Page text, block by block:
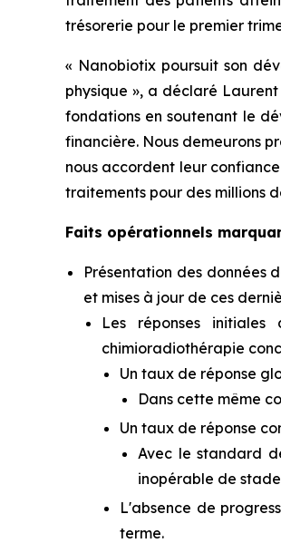
trésorerie pour le premier
« Nanobiotix poursuit son
physique »,a déclaré Laurent
fondations en soutenant le
financière. Nous demeurons
nous accordent leur
traitements pour des millions
Faits opérationnels
Présentation des données
et mises à jour de ces
Les réponses
chimioradiothérapie
Un taux de réponse
Dans cette même
Un taux de réponse
Avec le standard
inopérable de
L'absence de
terme.